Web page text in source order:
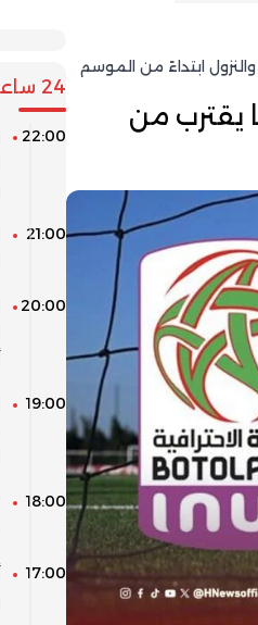
ابتداءً من الموسم
الاحترافية إلى 18 فريقا يقترب من
24 ساعة
22:00
21:00
20:00
19:00
18:00
17:00